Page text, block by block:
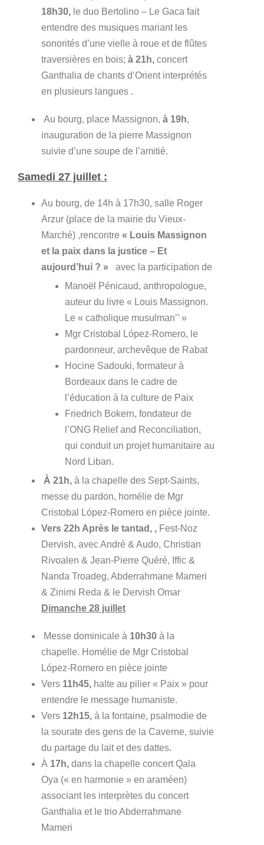
18h30, le duo Bertolino – Le Gaca fait
entendre des musiques mariant les
sonorités d’une vielle à roue et de flûtes
traversières en bois; à 21h, concert
Ganthalia de chants d’Orient interprétés
en plusieurs langues .
Au bourg, place Massignon, à 19h,
inauguration de la pierre Massignon
suivie d’une soupe de l’amitié.
Samedi 27 juillet :
Au bourg, de 14h à 17h30, salle Roger
Arzur (place de la mairie du Vieux-
Marché) ,rencontre « Louis Massignon
et la paix dans la justice – Et
aujourd’hui ? »
avec la participation de
Manoël Pénicaud, anthropologue,
auteur du livre « Louis Massignon.
Le « catholique musulman’’ »
Mgr Cristobal López-Romero, le
pardonneur, archevêque de Rabat
Hocine Sadouki, formateur à
Bordeaux dans le cadre de
l’éducation à la culture de Paix
Friedrich Bokern, fondateur de
l’ONG Relief and Reconciliation,
qui conduit un projet humanitaire au
Nord Liban.
À 21h, à la chapelle des Sept-Saints,
messe du pardon, homélie de Mgr
Cristobal López-Romero en pièce jointe.
Vers 22h Après le tantad, , Fest-Noz
Dervish, avec André & Audo, Christian
Rivoalen & Jean-Pierre Quéré, Iffic &
Nanda Troadeg, Abderrahmane Mameri
& Zinimi Reda & le Dervish Omar
Dimanche 28 juillet
Messe dominicale à 10h30 à la
chapelle. Homélie de Mgr Cristobal
López-Romero en pièce jointe
Vers 11h45, halte au pilier « Paix » pour
entendre le message humaniste.
Vers 12h15, à la fontaine, psalmodie de
la sourate des gens de la Caverne, suivie
du partage du lait et des dattes.
À 17h, dans la chapelle concert Qala
Oya (« en harmonie » en araméen)
associant les interprètes du concert
Ganthalia et le trio Abderrahmane
Mameri